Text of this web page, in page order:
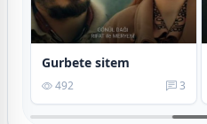
Gurbete sitem
492 3